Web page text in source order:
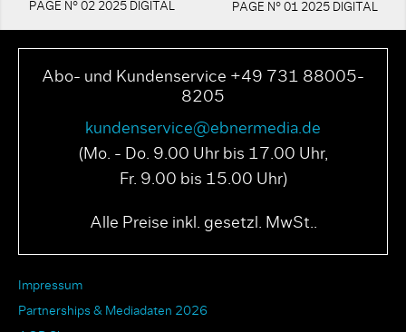
PAGE N° 02 2025 DIGITAL PAGE N° 01 2025 DIGITAL
Abo- und Kundenservice +49 731 88005-
8205
kundenservice@ebnermedia.de
(Mo. - Do. 9.00 Uhr bis 17.00 Uhr,
Fr. 9.00 bis 15.00 Uhr)
Alle Preise inkl. gesetzl. MwSt..
Impressum
Partnerships & Mediadaten 2026